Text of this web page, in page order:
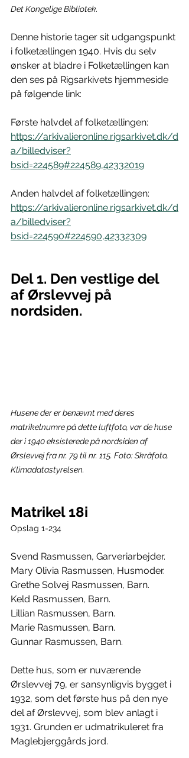
Det Kongelige Bibliotek.
Denne historie tager sit udgangspunkt
i folketællingen 1940. Hvis du selv
ønsker at bladre i Folketællingen kan
den ses på Rigsarkivets hjemmeside
på følgende link:
Første halvdel af folketællingen:
https://arkivalieronline.rigsarkivet.dk/d
a/billedviser?
bsid=224589#224589,42332019
Anden halvdel af folketællingen:
https://arkivalieronline.rigsarkivet.dk/d
a/billedviser?
bsid=224590#224590,42332309
Del 1. Den vestlige del
af Ørslevvej på
nordsiden.
Husene der er benævnt med deres
matrikelnumre på dette luftfoto, var de huse
der i 1940 eksisterede på nordsiden af
Ørslevvej fra nr. 79 til nr. 115. Foto: Skråfoto,
Klimadatastyrelsen.
Matrikel 18i
Opslag 1-234
Svend Rasmussen, Garveriarbejder.
Mary Olivia Rasmussen, Husmoder.
Grethe Solvej Rasmussen, Barn.
Keld Rasmussen, Barn.
Lillian Rasmussen, Barn.
Marie Rasmussen, Barn.
Gunnar Rasmussen, Barn.
Dette hus, som er nuværende
Ørslevvej 79, er sansynligvis bygget i
1932, som det første hus på den nye
del af Ørslevvej, som blev anlagt i
1931. Grunden er udmatrikuleret fra
Maglebjerggårds jord.